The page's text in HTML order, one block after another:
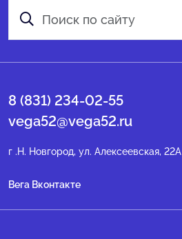
8 (831) 234-02-55
vega52@vega52.ru
г .Н. Новгород, ул. Алексеевская, 22А
Вега Вконтакте